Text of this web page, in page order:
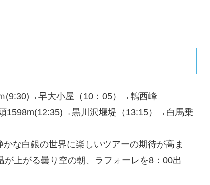
(9:30)→早大小屋（10：05）→鵯西峰
1598m(12:35)→黒川沢堰堤（13:15）→白馬乗
な白銀の世界に楽しいツアーの期待が高ま
上がる曇り空の朝、ラフォーレを8：00出